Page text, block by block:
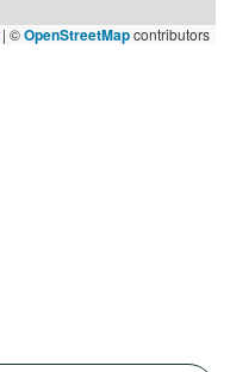
| ©OpenStreetMapcontributors